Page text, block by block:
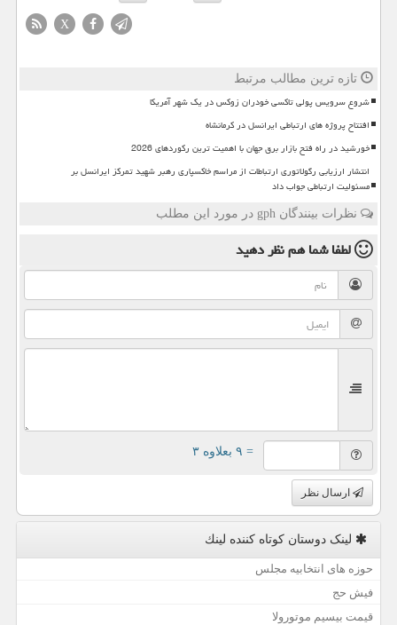
X
تازه ترین مطالب مرتبط
شروع سرویس پولی تاکسی خودران زوکس در یک شهر آمریکا
افتتاح پروژه های ارتباطی ایرانسل در کرمانشاه
خورشید در راه فتح بازار برق جهان با اهمیت ترین رکوردهای 2026
انتشار ارزیابی رگولاتوری ارتباطات از مراسم خاکسپاری رهبر شهید تمرکز ایرانسل بر
مسئولیت ارتباطی جواب داد
نظرات بینندگان gph در مورد این مطلب
لطفا شما همنظر دهید
= ۹ بعلاوه ۳
ارسال نظر
لینک دوستان كوتاه كننده لینك
حوزه های انتخابیه مجلس
فیش حج
قیمت بیسیم موتورولا